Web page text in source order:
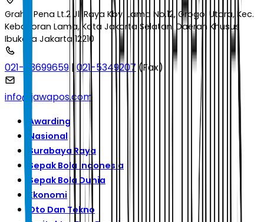
Graha Pena Lt.2 Jl. Raya Kby. Lama No.12, Grogol Utara, Kec.
Kebayoran Lama, Kota Jakarta Selatan, Daerah Khusus
Ibukota Jakarta 12210
021-53699659 |021-5349207 (Fax)
info@jawapos.com
Awarding
Nasional
Surabaya Raya
Sepak Bola Indonesia
Sepak Bola Dunia
Ekonomi
Oto Dan Tekno